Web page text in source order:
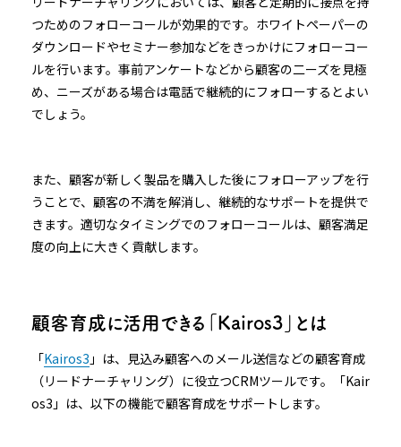
つためのフォローコールが効果的です。ホワイトペーパーの
ダウンロードやセミナー参加などをきっかけにフォローコー
ルを行います。事前アンケートなどから顧客の二ーズを見極
め、ニーズがある場合は電話で継続的にフォローするとよい
でしょう。
また、顧客が新しく製品を購入した後にフォローアップを行
うことで、顧客の不満を解消し、継続的なサポートを提供で
きます。適切なタイミングでのフォローコールは、顧客満足
度の向上に大きく貢献します。
顧客育成に活用できる「Kairos3」とは
「Kairos3 」は、見込み顧客へのメール送信などの顧客育成
（リードナーチャリング）に役立つCRMツールです。「Kair
os3」は、以下の機能で顧客育成をサポートします。